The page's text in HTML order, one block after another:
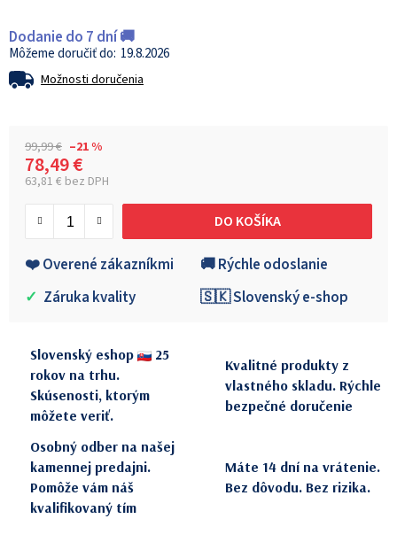
Dodanie do 7 dní 🚚
19.8.2026
Možnosti doručenia
99,99 € –21 %
78,49 €
63,81 € bez DPH
DO KOŠÍKA
❤️ Overené zákazníkmi
🚚 Rýchle odoslanie
✓ Záruka kvality 🇸🇰 Slovenský e-shop
Slovenský eshop
25
rokov na trhu.
Skúsenosti, ktorým
môžete veriť.
Kvalitné produkty z
vlastného skladu. Rýchle
bezpečné doručenie
Osobný odber na našej
kamennej predajni.
Pomôže vám náš
kvalifikovaný tím
Máte 14 dní na vrátenie.
Bez dôvodu. Bez rizika.